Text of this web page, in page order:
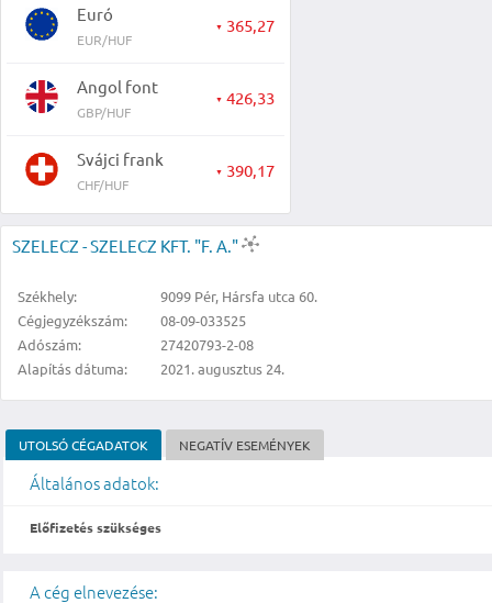
Euró
EUR/HUF
▼ 365,27
Angol font
GBP/HUF
▼ 426,33
Svájci frank
CHF/HUF
▼ 390,17
SZELECZ - SZELECZ KFT. "F. A."
Székhely:
9099 Pér, Hársfa utca 60.
Cégjegyzékszám:
08-09-033525
Adószám:
27420793-2-08
Alapítás dátuma:
2021. augusztus 24.
UTOLSÓ CÉGADATOK NEGATÍV ESEMÉNYEK
Általános adatok:
Előfizetés szükséges
A cég elnevezése: